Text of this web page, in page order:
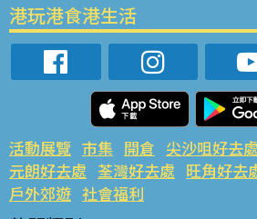
港玩港食港生活
活動展覽 市集 開倉 尖沙咀好去處
元朗好去處 荃灣好去處 旺角好去
戶外郊遊 社會福利